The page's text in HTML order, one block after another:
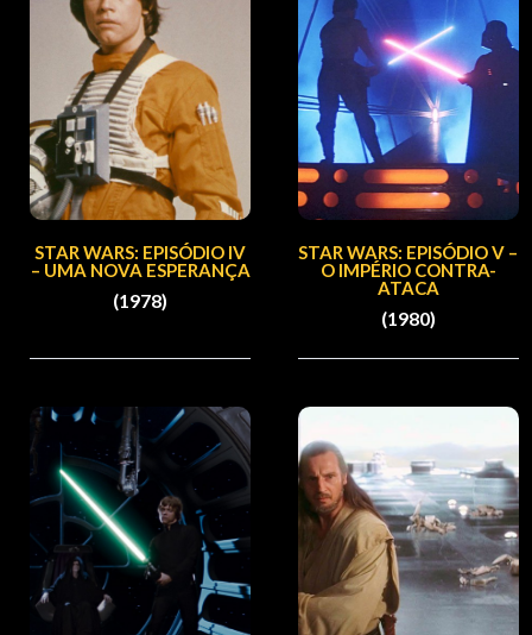
STAR WARS: EPISÓDIO IV
– UMA NOVA ESPERANÇA
(1978)
STAR WARS: EPISÓDIO V –
O IMPÉRIO CONTRA-
ATACA
(1980)